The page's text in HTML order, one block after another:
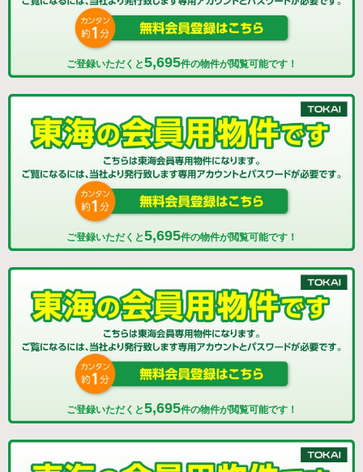
ご登録いただくと5,695件の物件が閲覧可能です！
ご登録いただくと5,695件の物件が閲覧可能です！
ご登録いただくと5,695件の物件が閲覧可能です！